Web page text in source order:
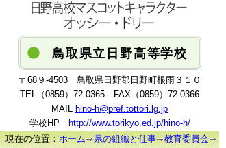
鳥取県立日野高等学校
〒68９-4503 鳥取県日野郡日野町根雨３１０
TEL（0859）72-0365 FAX（0859）72-0366
MAIL hino-h@pref.tottori.lg.jp
学校HP
http://www.torikyo.ed.jp/hino-h/
現在の位置： ホーム 県の組織と仕事
教育委員会